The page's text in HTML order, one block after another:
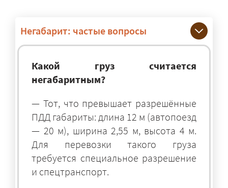
Негабарит: частые вопросы
Какой груз считается
негабаритным?
— Тот, что превышает разрешённые
ПДД габариты: длина 12 м (автопоезд
— 20 м), ширина 2,55 м, высота 4 м.
Для перевозки такого груза
требуется специальное разрешение
и спецтранспорт.